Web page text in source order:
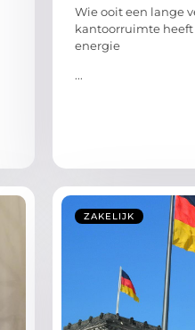
Wie ooit een lange
kantoorruimte heeft
energie
...
ZAKELIJK